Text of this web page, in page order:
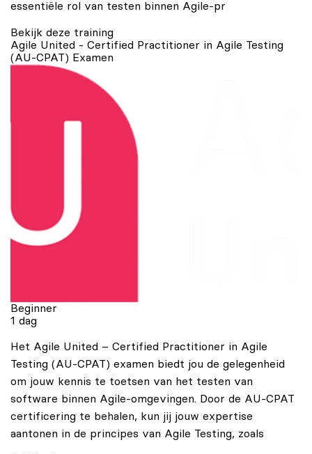
essentiële rol van testen binnen Agile-pr
Bekijk deze training
Agile United - Certified Practitioner in Agile Testing
(AU-CPAT) Examen
Beginner
1 dag
Het Agile United – Certified Practitioner in Agile
Testing (AU-CPAT) examen biedt jou de gelegenheid
om jouw kennis te toetsen van het testen van
software binnen Agile-omgevingen. Door de AU-CPAT
certificering te behalen, kun jij jouw expertise
aantonen in de principes van Agile Testing, zoals